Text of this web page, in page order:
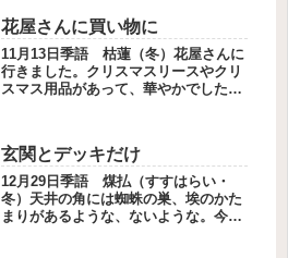
ンの色が揃っている。そして、パンチ
が効く色がどこかに潜んでいて映え
る...
花屋さんに買い物に
11月13日季語 枯蓮（冬）花屋さんに
行きました。クリスマスリースやクリ
スマス用品があって、華やかでした。
物は久しぶりに訪ねるお宅へのお土産
は花のアレンジメントにしました。...
玄関とデッキだけ
12月29日季語 煤払（すすはらい・
冬）天井の角には蜘蛛の巣、埃のかた
まりがあるような、ないような。今年